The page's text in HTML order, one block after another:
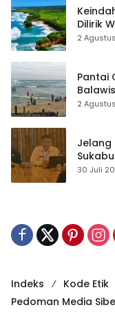
Dilirik
2
Pantai
2
Jelang
30 Juli
Indeks Kode Etik
Pedoman Media